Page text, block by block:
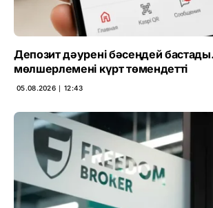
Депозит дәурені бәсеңдей
мөлшерлемені күрт төмендетті
05.08.2026 ∣ 12:43